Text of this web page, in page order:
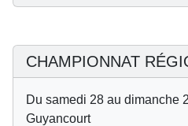
CHAMPIONNAT
Du samedi 28 au dimanche
Guyancourt